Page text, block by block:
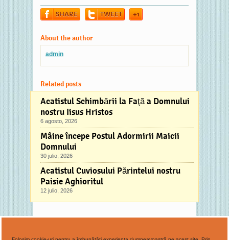
SHARE TWEET +1
About the author
admin
Related posts
Acatistul Schimbării la Faţă a Domnului
nostru Iisus Hristos
6 agosto, 2026
Mâine începe Postul Adormirii Maicii
Domnului
30 julio, 2026
Acatistul Cuviosului Părintelui nostru
Paisie Aghioritul
12 julio, 2026
Comments